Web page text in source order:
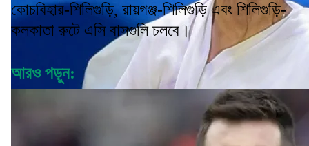
কোচবিহার-শিলিগুড়ি, রায়গঞ্জ-শিলিগুড়ি এবং শিলিগুড়ি-
কলকাতা রুটে এসি বাসগুলি চলবে।
আরও পড়ুন: